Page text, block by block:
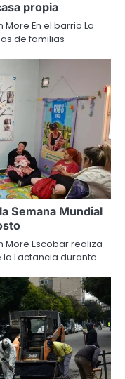
propia
More En el barrio La
de familias
Semana Mundial
More Escobar realiza
Lactancia durante